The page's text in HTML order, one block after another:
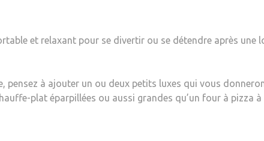
et relaxant pour se divertir ou se détendre après une
à ajouter un ou deux petits luxes qui vous
plat éparpillées ou aussi grandes qu’un four à pizza à